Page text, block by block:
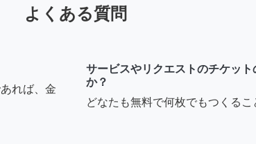
よくある質問
れば、金
サービスやリクエストのチケッ
か？
どなたも無料で何枚でもつくるこ